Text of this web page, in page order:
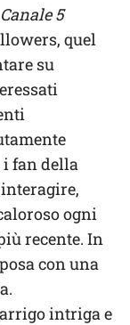
Canale 5
quel
su
fan della
ogni
recente. In
con una
intriga e